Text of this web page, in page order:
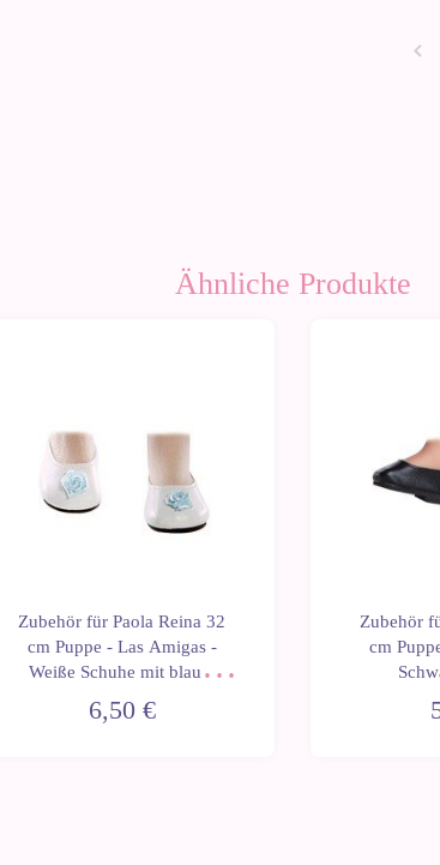
Ähnliche Produkte
Zubehör für Paola Reina 32
cm Puppe - Las Amigas -
Weiße Schuhe mit blauer
6,50 €
Zubehör
cm